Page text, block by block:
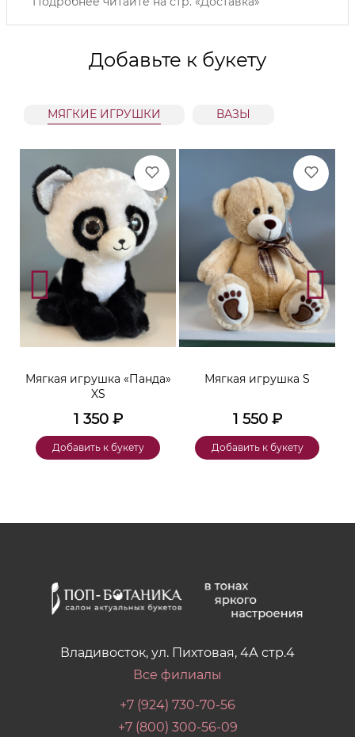
Добавьте к букету
МЯГКИЕ ИГРУШКИ ВАЗЫ
Мягкая игрушка «Панда»
XS
1 350₽
Добавить к букету
Мягкая игрушка S
1 550₽
Добавить к букету
Владивосток, ул. Пихтовая, 4А стр.4
Все филиалы
+7 (924) 730-70-56
+7 (800) 300-56-09